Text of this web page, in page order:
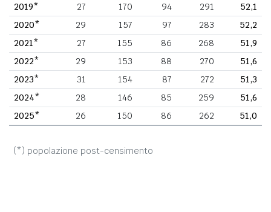
2019*
27 170 94 291
52,1
2020*
29 157 97 283
52,2
2021*
27 155 86 268
51,9
2022*
29 153 88 270
51,6
2023*
31 154 87 272
51,3
2024*
28 146 85 259
51,6
2025*
26 150 86 262 51,0
(*) popolazione post-censimento